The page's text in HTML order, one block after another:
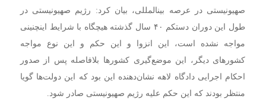
صهیونیستی در عرصه بین‎المللی، بیان کرد: رژیم صهیونیستی در
طول این دوران دستکم ۴۰ سال گذشته هیچگاه با شرایط اینچنینی
مواجه نشده است، این انزوا و این حکم و این نوع مواجه
کشور‌های دیگر، این موضع‌گیری کشور‌ها بلافاصله پس از صدور
احکام اجرایی دادگاه لاهه نشان‌دهنده این بود که این دولت‌ها گویا
منتظر بودند که این حکم علیه رژیم صهیونیستی صادر شود.